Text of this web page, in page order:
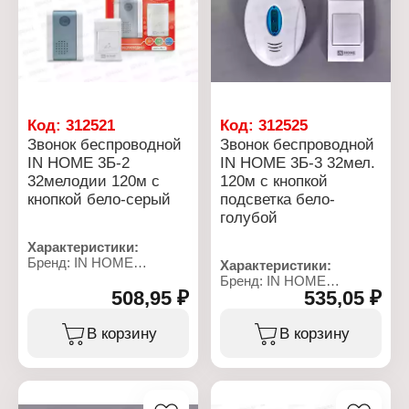
Максимальная нагрузка:
1200 Вт
Способ монтажа:
настенный, потолочный
360 градусов
Степень защиты: IP44
Цвет: белый
Материал: пластик
Рабочая температура: от
-40 до +50 С
Габаритные размеры:
Монтаж: накладной
Код: 312521
Звонок беспроводной
IN HOME 3Б-2
32мелодии 120м с
кнопкой бело-серый
Характеристики:
Бренд: IN HOME
Модель: 3Б-2
Вид: беспроводной
Способ монтажа:
Цвет: Белый, серый
мелодии
508,95 ₽
В корзину
Код:312525
Звонок беспроводной
IN HOME 3Б-3 32мел.
120м с кнопкой
подсветка бело-
голубой
Характеристики:
Бренд: IN HOME
Тип товара: Звонок
Модель: 3Б-3
Вид: беспроводной
Количество мелодий: 32
535,05 ₽
В корзину